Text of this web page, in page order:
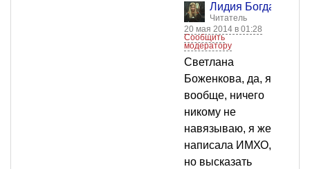
Лидия Богданова
Читатель
20 мая 2014 в 01:28
Сообщить
модератору
Светлана
Боженкова, да, я
вообще, ничего
никому не
навязываю, я же
написала ИМХО,
но высказать